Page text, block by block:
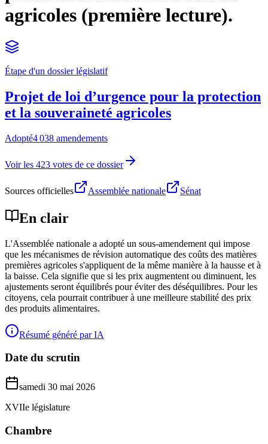
agricoles (première lecture).
Étape d'un dossier législatif
Projet de loi d’urgence pour la protection
et la souveraineté agricoles
Adopté4 038 amendements
Voir les 423 votes de ce dossier
Sources officielles Assemblée nationale Sénat
En clair
L'Assemblée nationale a adopté un sous-amendement qui impose
que les mécanismes de révision automatique des coûts des matières
premières agricoles s'appliquent de la même manière à la hausse et à
la baisse. Cela signifie que si les prix augmentent ou diminuent, les
ajustements seront équilibrés pour éviter des déséquilibres. Pour les
citoyens, cela pourrait contribuer à une meilleure stabilité des prix
des produits alimentaires.
Résumé généré par IA
Date du scrutin
samedi 30 mai 2026
XVIIe législature
Chambre